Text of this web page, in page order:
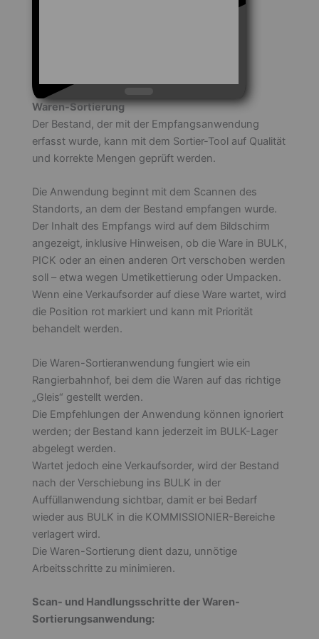
Die Anwendung beginnt mit dem Scannen des
Standorts, an dem der Bestand empfangen wurde.
Der Inhalt des Empfangs wird auf dem Bildschirm
angezeigt, inklusive Hinweisen, ob die Ware in BULK,
PICK oder an einen anderen Ort verschoben werden
Wenn eine Verkaufsorder auf diese Ware wartet, wird
die Position rot markiert und kann mit Priorität
behandelt werden.
Die Waren-Sortieranwendung fungiert wie ein
Rangierbahnhof, bei dem die Waren auf das richtige
„Gleis“ gestellt werden.
Die Empfehlungen der Anwendung können ignoriert
werden; der Bestand kann jederzeit im BULK-Lager
Wartet jedoch eine Verkaufsorder, wird der Bestand
nach der Verschiebung ins BULK in der
Auffüllanwendung sichtbar, damit er bei Bedarf
wieder aus BULK in die KOMMISSIONIER-Bereiche
verlagert wird.
Die Waren-Sortierung dient dazu, unnötige
Arbeitsschritte zu minimieren.
Scan- und Handlungsschritte der Waren-
Sortierungsanwendung:
Scannen Sie den Artikel
Scannen oder geben Sie die Menge ein
den Bestand auf der angegebenen Palette
ab